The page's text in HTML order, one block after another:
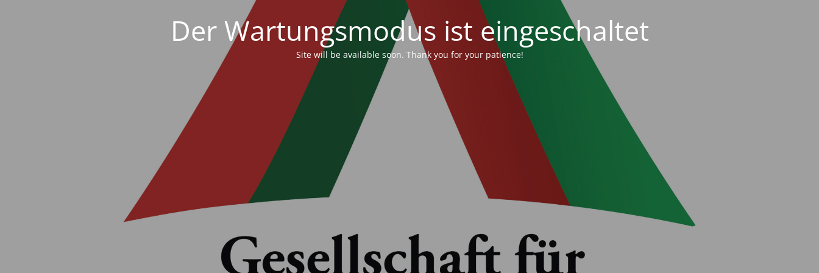
Der Wartungsmodus ist eingeschaltet
Site will be available soon. Thank you for your patience!